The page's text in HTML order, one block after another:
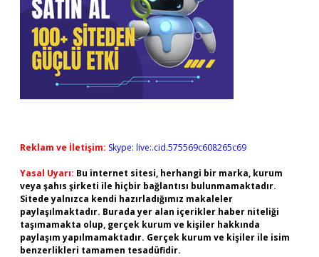
Reklam ve İletişim: Skype: live:.cid.575569c608265c69
Yasal Uyarı: Bu internet sitesi, herhangi bir marka, kurum
veya şahıs şirketi ile hiçbir bağlantısı bulunmamaktadır.
Sitede yalnızca kendi hazırladığımız makaleler
paylaşılmaktadır. Burada yer alan içerikler haber niteliği
taşımamakta olup, gerçek kurum ve kişiler hakkında
paylaşım yapılmamaktadır. Gerçek kurum ve kişiler ile isim
benzerlikleri tamamen tesadüfidir.